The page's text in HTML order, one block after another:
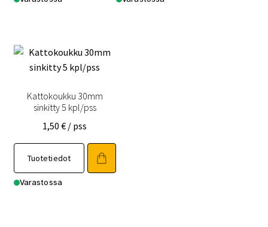
Kattokoukku 30mm
sinkitty 5 kpl/pss
1,50€ / pss
Tuotetiedot
Varastossa